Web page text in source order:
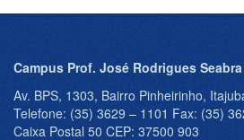
Campus Prof. José Rodrigues
Av. BPS, 1303, Bairro Pinheirinho,
Telefone: (35) 3629 – 1101 Fax: (35)
Caixa Postal 50 CEP: 37500 903